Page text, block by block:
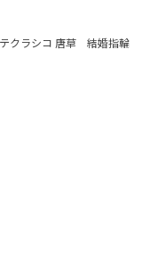
クラシコ 唐草 結婚指輪